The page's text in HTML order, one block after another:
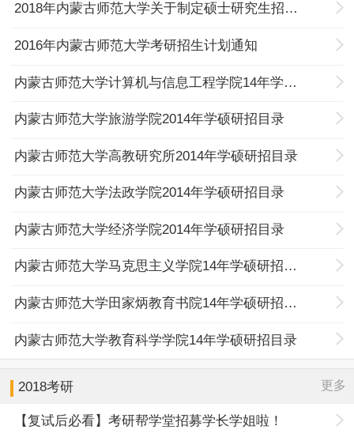
2018年内蒙古师范大学关于制定硕士研究生招生计划及招考办法的通知
2016年内蒙古师范大学考研招生计划通知
内蒙古师范大学计算机与信息工程学院14年学硕研招目录
内蒙古师范大学旅游学院2014年学硕研招目录
内蒙古师范大学高教研究所2014年学硕研招目录
内蒙古师范大学法政学院2014年学硕研招目录
内蒙古师范大学经济学院2014年学硕研招目录
内蒙古师范大学马克思主义学院14年学硕研招目录
内蒙古师范大学田家炳教育书院14年学硕研招目录
内蒙古师范大学教育科学学院14年学硕研招目录
2018考研 更多
【复试后必看】考研帮学堂招募学长学姐啦！